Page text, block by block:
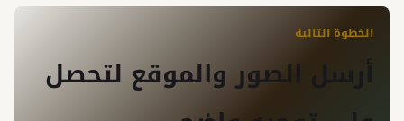
الخطوة التالية
أرسل الصور والموقع لتحصل